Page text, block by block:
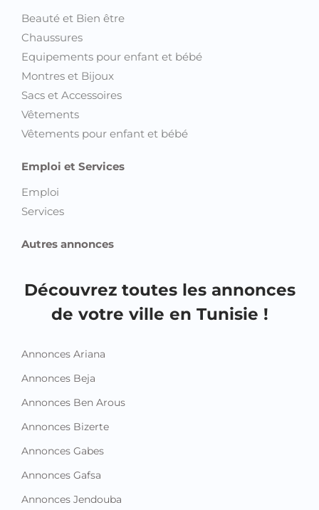
Beauté et Bien être
Chaussures
Equipements pour enfant et bébé
Montres et Bijoux
Sacs et Accessoires
Vêtements
Vêtements pour enfant et bébé
Emploi et Services
Emploi
Services
Autres annonces
Découvrez toutes les annonces
de votre ville en Tunisie !
Annonces Ariana
Annonces Beja
Annonces Ben Arous
Annonces Bizerte
Annonces Gabes
Annonces Gafsa
Annonces Jendouba